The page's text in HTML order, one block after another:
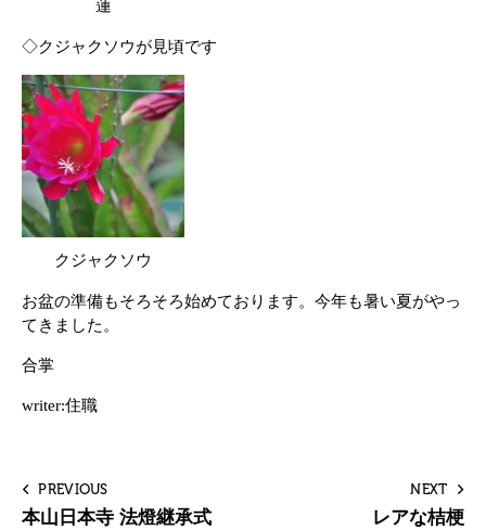
蓮
◇クジャクソウが見頃です
クジャクソウ
お盆の準備もそろそろ始めております。今年も暑い夏がやっ
てきました。
合掌
writer:住職
PREVIOUS
本山日本寺 法燈継承式
NEXT
レアな桔梗